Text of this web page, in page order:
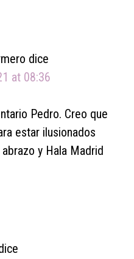
dice
at 08:36
Pedro. Creo que
estar ilusionados
y Hala Madrid